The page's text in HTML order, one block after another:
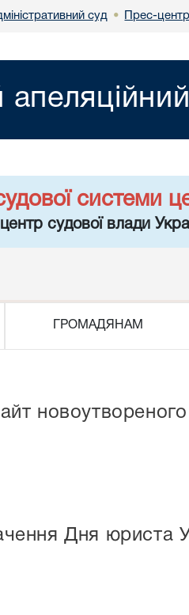
суд • Прес-центр
системи
судової влади
ГРОМАДЯНАМ
Дня юриста